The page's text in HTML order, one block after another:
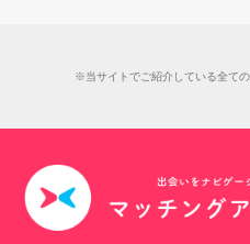
※当サイトでご紹介している全て